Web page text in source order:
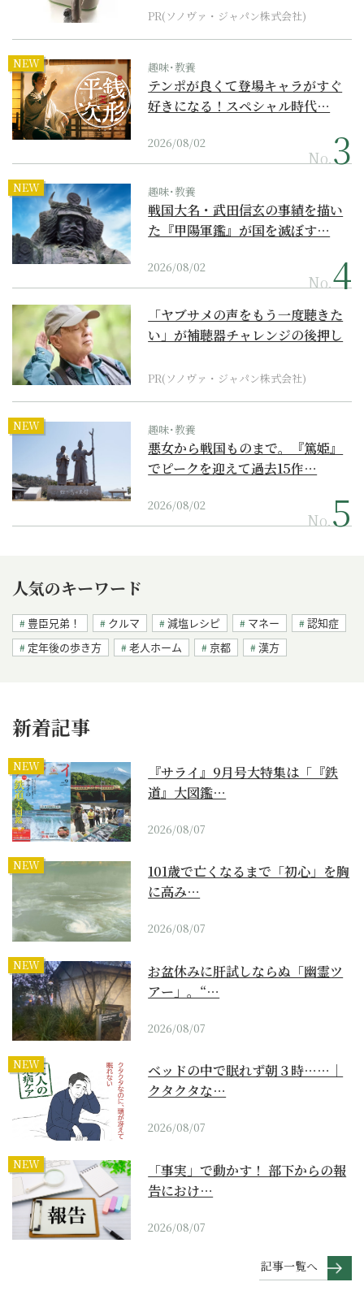
PR(ソノヴァ・ジャパン株式会社)
NEW 趣味･教養
テンポが良くて登場キャラがすぐ
好きになる！スペシャル時代…
2026/08/02
No.
NEW 趣味･教養
戦国大名・武田信玄の事績を描い
た『甲陽軍鑑』が国を滅ぼす…
2026/08/02
No.
「ヤブサメの声をもう一度聴きた
い」が補聴器チャレンジの後押し
PR(ソノヴァ・ジャパン株式会社)
NEW 趣味･教養
悪女から戦国ものまで。『篤姫』
でピークを迎えて過去15作…
2026/08/02
No.
人気のキーワード
豊臣兄弟！ クルマ 減塩レシピ マネー
認知症
定年後の歩き方
老人ホーム 京都 漢方
新着記事
NEW
『サライ』9月号大特集は「『鉄
道』大図鑑…
2026/08/07
NEW
101歳で亡くなるまで「初心」を胸
に高み…
2026/08/07
NEW
お盆休みに肝試しならぬ「幽霊ツ
アー」。“…
2026/08/07
NEW
ベッドの中で眠れず朝３時……｜
クタクタな…
2026/08/07
NEW
「事実」で動かす！ 部下からの報
告におけ…
2026/08/07
記事一覧へ